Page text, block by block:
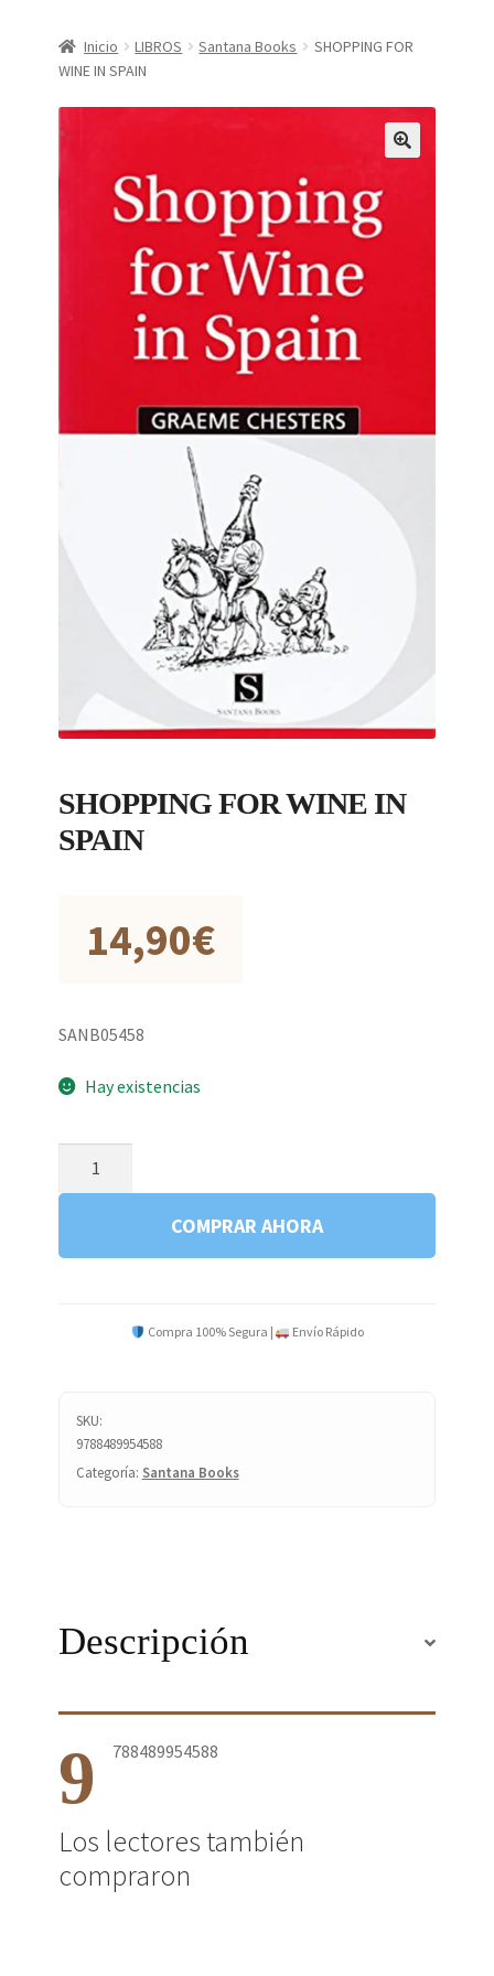
Finalizar compra
Mi cuenta
Política de Privacidad
Inicio LIBROS Santana Books
SHOPPING FOR
WINE IN SPAIN
SHOPPING FOR WINE IN
SPAIN
14,90€
SANB05458
Hay existencias
SPAIN
COMPRAR AHORA
Compra 100% Segura | Envío Rápido
SKU:
9788489954588
Categoría: Santana Books
Descripción
9 788489954588
Los lectores también
compraron